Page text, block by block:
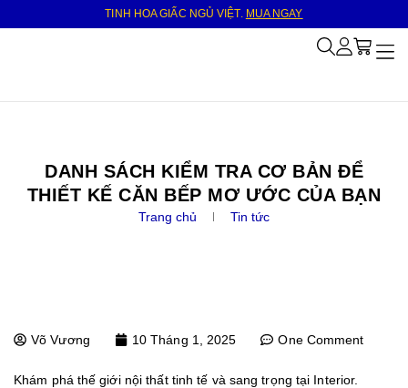
TINH HOA GIẤC NGỦ VIỆT. MUA NGAY
DANH SÁCH KIỂM TRA CƠ BẢN ĐỂ
THIẾT KẾ CĂN BẾP MƠ ƯỚC CỦA BẠN
Trang chủ Tin tức
Võ Vương 10 Tháng 1, 2025 One Comment
Khám phá thế giới nội thất tinh tế và sang trọng tại Interior.